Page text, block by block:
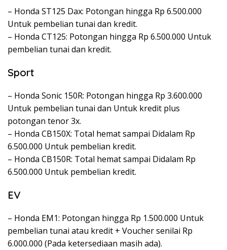
– Honda ST125 Dax: Potongan hingga Rp 6.500.000
Untuk pembelian tunai dan kredit.
– Honda CT125: Potongan hingga Rp 6.500.000 Untuk
pembelian tunai dan kredit.
Sport
– Honda Sonic 150R: Potongan hingga Rp 3.600.000
Untuk pembelian tunai dan Untuk kredit plus
potongan tenor 3x.
– Honda CB150X: Total hemat sampai Didalam Rp
6.500.000 Untuk pembelian kredit.
– Honda CB150R: Total hemat sampai Didalam Rp
6.500.000 Untuk pembelian kredit.
EV
– Honda EM1: Potongan hingga Rp 1.500.000 Untuk
pembelian tunai atau kredit + Voucher senilai Rp
6.000.000 (Pada ketersediaan masih ada).